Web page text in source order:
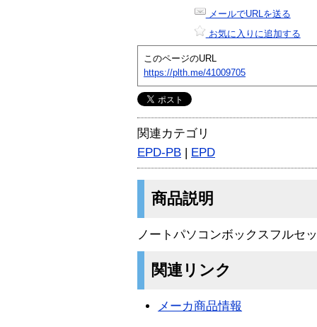
メールでURLを送る
お気に入りに追加する
このページのURL
https://plth.me/41009705
関連カテゴリ
EPD-PB | EPD
商品説明
ノートパソコンボックスフルセ
関連リンク
メーカ商品情報